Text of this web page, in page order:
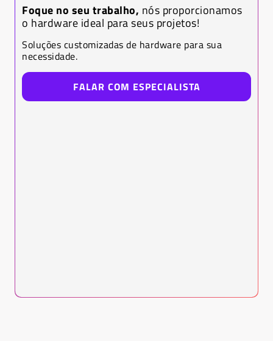
Foque no seu trabalho, nós proporcionamos
o hardware ideal para seus projetos!
Soluções customizadas de hardware para sua
necessidade.
FALAR COM ESPECIALISTA